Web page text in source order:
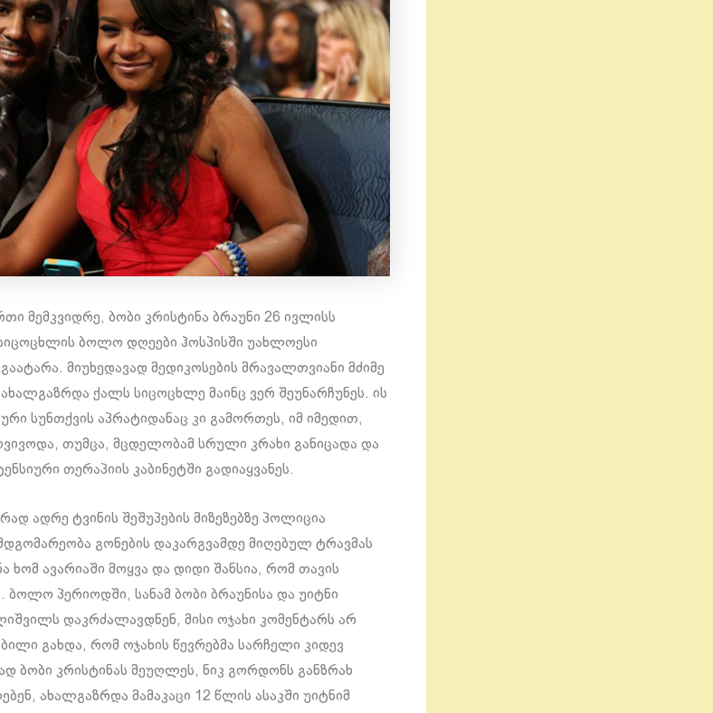
მემკვიდრე, ბობი კრისტინა ბრაუნი 26 ივლისს
ბოლო დღეები ჰოსპისში უახლოესი
მიუხედავად მედიკოსების მრავალთვიანი მძიმე
ქალს სიცოცხლე მაინც ვერ შეუნარჩუნეს. ის
სუნთქვის აპრატიდანაც კი გამორთეს, იმ იმედით,
თუმცა, მცდელობამ სრული კრახი განიცადა და
თერაპიის კაბინეტში გადიაყვანეს.
ადრე ტვინის შეშუპების მიზეზებზე პოლიცია
გონების დაკარგვამდე მიღებულ ტრავმას
ხომ ავარიაში მოყვა და დიდი შანსია, რომ თავის
ბოლო პერიოდში, სანამ ბობი ბრაუნისა და უიტნი
დაკრძალავდნენ, მისი ოჯახი კომენტარს არ
გახდა, რომ ოჯახის წევრებმა სარჩელი კიდევ
ბობი კრისტინას მეუღლეს, ნიკ გორდონს განზრახ
ახალგაზრდა მამაკაცი 12 წლის ასაკში უიტნიმ